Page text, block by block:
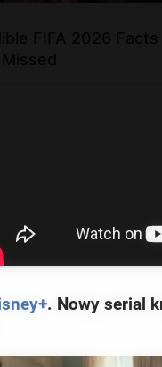
. Nowy serial
New Partner,